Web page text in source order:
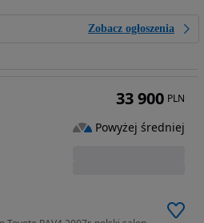
Zobacz ogłoszenia
33 900 PLN
Powyżej średniej